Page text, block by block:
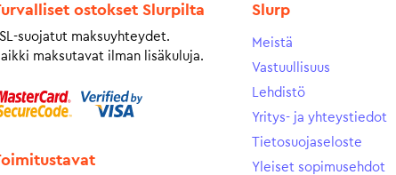
ostokset Slurpilta
suojatut maksuyhteydet.
maksutavat ilman lisäkuluja.
Slurp
Meistä
Vastuullisuus
Lehdistö
Yritys- ja yhteystiedot
Tietosuojaseloste
Yleiset sopimusehdot